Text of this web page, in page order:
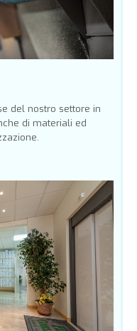
del nostro settore in
di materiali ed